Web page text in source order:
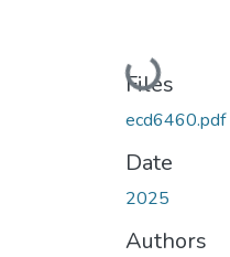
Loading...
Files
ecd6460.pdf
Date
2025
Authors